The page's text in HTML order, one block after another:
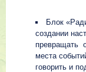
Блок
создании
превращать
места
говорить и